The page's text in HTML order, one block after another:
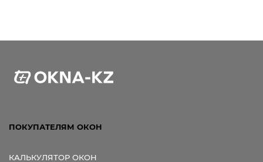
ПОКУПАТЕЛЯМ ОКОН
КАЛЬКУЛЯТОР ОКОН